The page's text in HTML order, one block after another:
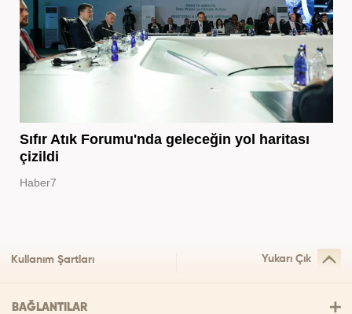
Sıfır Atık Forumu'nda geleceğin yol haritası
çizildi
Haber7
Kullanım Şartları Yukarı Çık
BAĞLANTILAR